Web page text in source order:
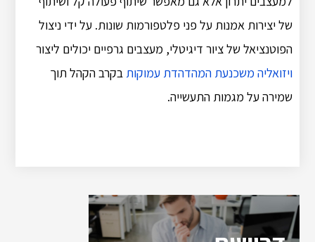
של יצירות אמנות על פני פלטפורמות שונות. על ידי ניצול
הפוטנציאל של ציור דיגיטלי, מעצבים גרפיים יכולים ליצור
ויזואליה משכנעת המהדהדת עמוקות בקרב הקהל תוך
שמירה על מגמות התעשייה.